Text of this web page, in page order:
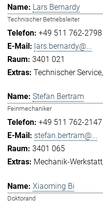
Lars Bernardy
Technischer Betriebsleiter
+49 511 762-2798
lars.bernardy@...
3401 021
Technischer Service
Stefan Bertram
Feinmechaniker
+49 511 762-2147
stefan.bertram@...
3401 065
Mechanik-Werkstatt
Xiaoming Bi
Doktorand